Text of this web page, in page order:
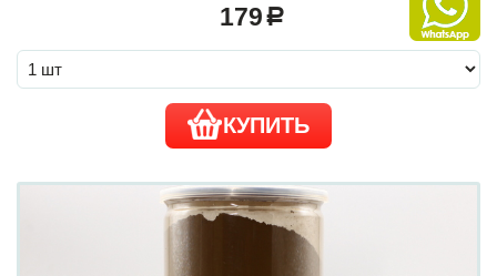
179 a
КУПИТЬ